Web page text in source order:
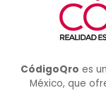
CódigoQro es
México, que